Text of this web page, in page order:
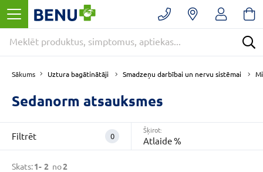
Sākums Uztura bagātinātāji Smadzeņu darbībai un nervu sistēmai
FiltrētNoņemt
filtrus
Kategorijas
E
APTIEKA
(2)
Miegam
un
nervu
sistēmai
(2)
Sedanorm atsauksmes
Skats:1- 2 no2
Filtrēt 0
Šķirot:
Atlaide %